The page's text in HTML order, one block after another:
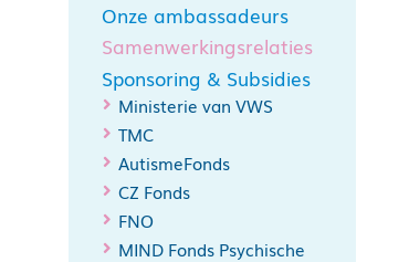
Onze ambassadeurs
Samenwerkingsrelaties
Sponsoring & Subsidies
Ministerie van VWS
TMC
AutismeFonds
CZ Fonds
FNO
MIND Fonds Psychische